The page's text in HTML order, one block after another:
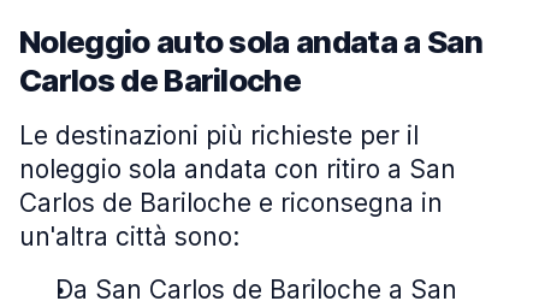
Noleggio auto sola andata a San
Carlos de Bariloche
Le destinazioni più richieste per il
noleggio sola andata con ritiro a San
Carlos de Bariloche e riconsegna in
un'altra città sono:
Da San Carlos de Bariloche a San